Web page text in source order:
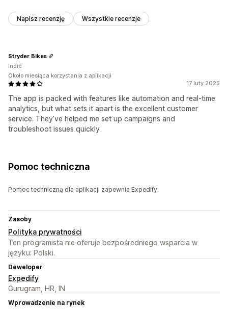
Napisz recenzję Wszystkie recenzje
17 luty 2025
The app is packed with features like automation and real-time
analytics, but what sets it apart is the excellent customer
service. They’ve helped me set up campaigns and
troubleshoot issues quickly
Stryder Bikes
Indie
Około miesiąca korzystania z aplikacji
Pomoc techniczna
Pomoc techniczną dla aplikacji zapewnia Expedify.
Zasoby
Polityka prywatności
Ten programista nie oferuje bezpośredniego wsparcia w
języku: Polski.
Deweloper
Expedify
Gurugram, HR, IN
Wprowadzenie na rynek